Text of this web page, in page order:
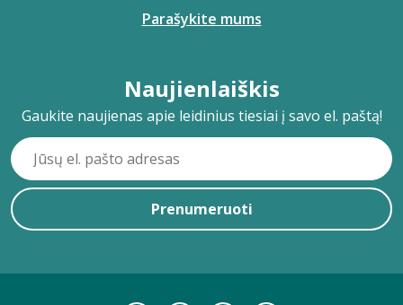
Parašykite mums
Naujienlaiškis
Gaukite naujienas apie leidinius tiesiai į savo el. paštą!
Prenumeruoti